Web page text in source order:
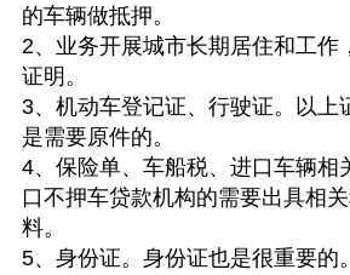
的车辆做抵押。
2、业务开展城市长期居住和工作
证明。
3、机动车登记证、行驶证。以上
是需要原件的。
4、保险单、车船税、进口车辆相
口不押车贷款机构的需要出具相
料。
5、身份证。身份证也是很重要的。